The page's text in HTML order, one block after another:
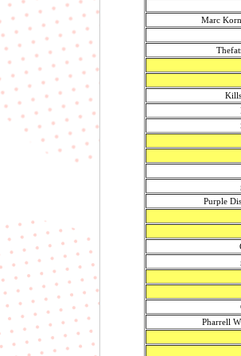
Marc
Purple
Pharrell